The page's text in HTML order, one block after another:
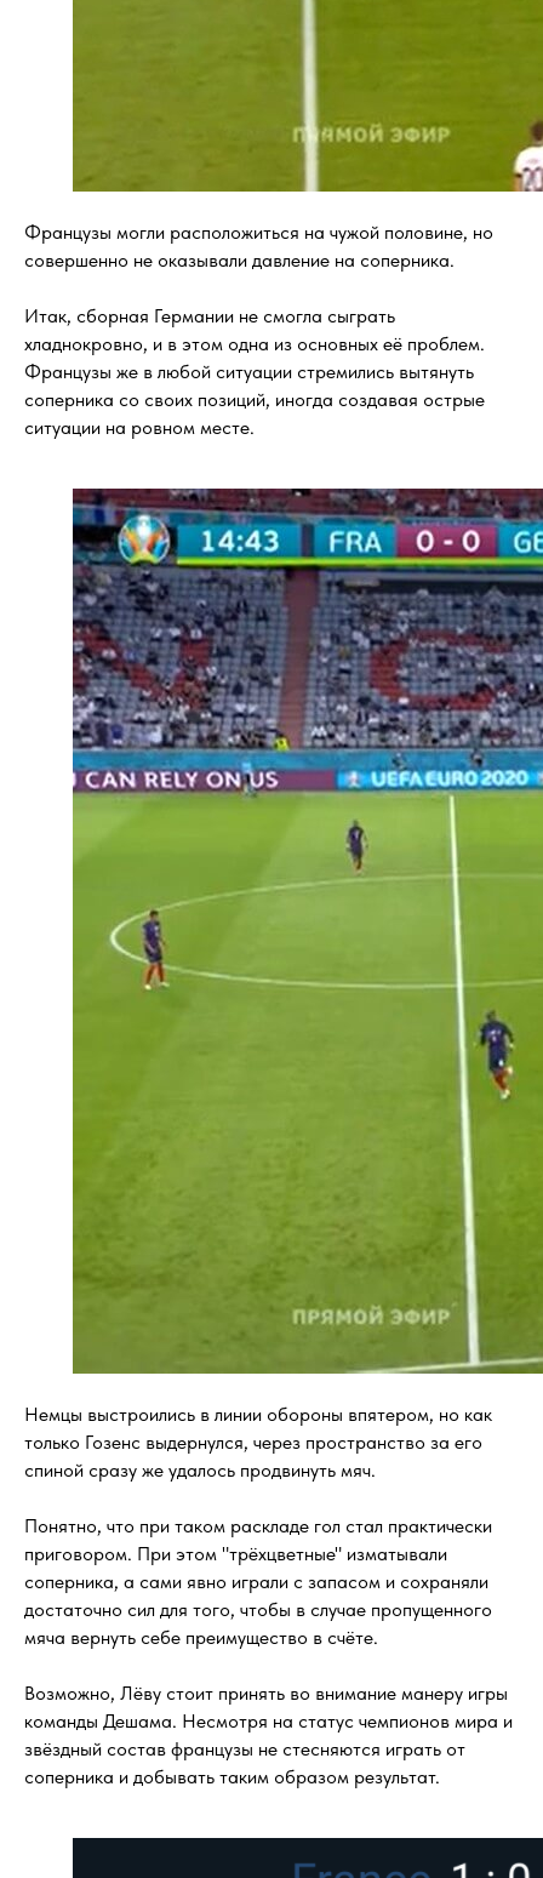
Французы могли расположиться на чужой половине, но
совершенно не оказывали давление на соперника.
Итак, сборная Германии не смогла сыграть
хладнокровно, и в этом одна из основных её проблем.
Французы же в любой ситуации стремились вытянуть
соперника со своих позиций, иногда создавая острые
ситуации на ровном месте.
Немцы выстроились в линии обороны впятером, но как
только Гозенс выдернулся, через пространство за его
спиной сразу же удалось продвинуть мяч.
Понятно, что при таком раскладе гол стал практически
приговором. При этом "трёхцветные" изматывали
соперника, а сами явно играли с запасом и сохраняли
достаточно сил для того, чтобы в случае пропущенного
мяча вернуть себе преимущество в счёте.
Возможно, Лёву стоит принять во внимание манеру игры
команды Дешама. Несмотря на статус чемпионов мира и
звёздный состав французы не стесняются играть от
соперника и добывать таким образом результат.